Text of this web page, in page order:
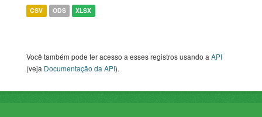
CSV ODS XLSX
Você também pode ter acesso a esses registros usando aAPI
(veja Documentação da API).